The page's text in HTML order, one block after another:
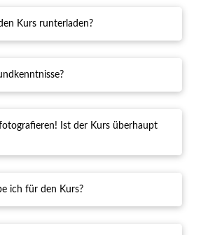
Kurs runterladen?
Ist der Kurs überhaupt
ich für den Kurs?